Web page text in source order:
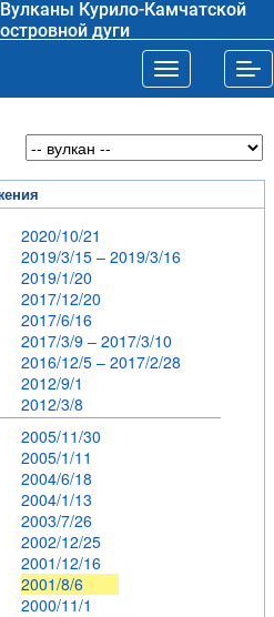
Вулканы Курило-Камчатской
островной дуги
Toggle
2020/10/21
2019/3/15 – 2019/3/16
2019/1/20
2017/12/20
2017/6/16
2017/3/9 – 2017/3/10
2016/12/5 – 2017/2/28
2012/9/1
2012/3/8
2005/11/30
2005/1/11
2004/6/18
2004/1/13
2003/7/26
2002/12/25
2001/12/16
2001/8/6
2000/11/1